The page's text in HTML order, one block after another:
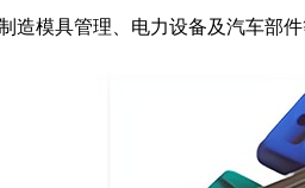
造模具管理、电力设备及汽车部件